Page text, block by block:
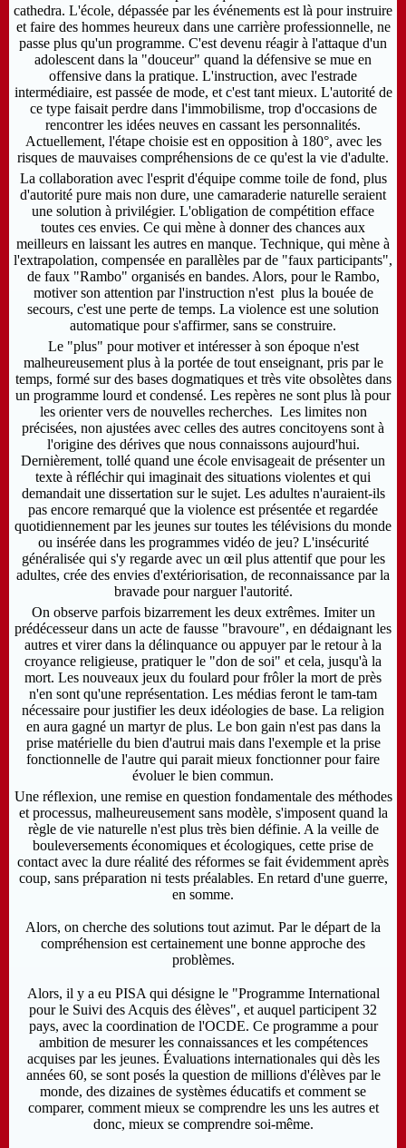
cathedra. L'école, dépassée par les événements est là pour instruire
et faire des hommes heureux dans une carrière professionnelle, ne
passe plus qu'un programme. C'est devenu réagir à l'attaque d'un
adolescent dans la "douceur" quand la défensive se mue en
offensive dans la pratique. L'instruction, avec l'estrade
intermédiaire, est passée de mode, et c'est tant mieux. L'autorité de
ce type faisait perdre dans l'immobilisme, trop d'occasions de
rencontrer les idées neuves en cassant les personnalités.
Actuellement, l'étape choisie est en opposition à 180°, avec les
risques de mauvaises compréhensions de ce qu'est la vie d'adulte.
La collaboration avec l'esprit d'équipe comme toile de fond, plus
d'autorité pure mais non dure, une camaraderie naturelle seraient
une solution à privilégier. L'obligation de compétition efface
toutes ces envies. Ce qui mène à donner des chances aux
meilleurs en laissant les autres en manque. Technique, qui mène à
l'extrapolation, compensée en parallèles par de "faux participants",
de faux "Rambo" organisés en bandes. Alors, pour le Rambo,
motiver son attention par l'instruction n'est plus la bouée de
secours, c'est une perte de temps. La violence est une solution
automatique pour s'affirmer, sans se construire.
Le "plus" pour motiver et intéresser à son époque n'est
malheureusement plus à la portée de tout enseignant, pris par le
temps, formé sur des bases dogmatiques et très vite obsolètes dans
un programme lourd et condensé. Les repères ne sont plus là pour
les orienter vers de nouvelles recherches. Les limites non
précisées, non ajustées avec celles des autres concitoyens sont à
l'origine des dérives que nous connaissons aujourd'hui.
Dernièrement, tollé quand une école envisageait de présenter un
texte à réfléchir qui imaginait des situations violentes et qui
demandait une dissertation sur le sujet. Les adultes n'auraient-ils
pas encore remarqué que la violence est présentée et regardée
quotidiennement par les jeunes sur toutes les télévisions du monde
ou insérée dans les programmes vidéo de jeu? L'insécurité
généralisée qui s'y regarde avec un œil plus attentif que pour les
adultes, crée des envies d'extériorisation, de reconnaissance par la
bravade pour narguer l'autorité.
On observe parfois bizarrement les deux extrêmes. Imiter un
prédécesseur dans un acte de fausse "bravoure", en dédaignant les
autres et virer dans la délinquance ou appuyer par le retour à la
croyance religieuse, pratiquer le "don de soi" et cela, jusqu'à la
mort. Les nouveaux jeux du foulard pour frôler la mort de près
n'en sont qu'une représentation. Les médias feront le tam-tam
nécessaire pour justifier les deux idéologies de base. La religion
en aura gagné un martyr de plus. Le bon gain n'est pas dans la
prise matérielle du bien d'autrui mais dans l'exemple et la prise
fonctionnelle de l'autre qui parait mieux fonctionner pour faire
évoluer le bien commun.
Une réflexion, une remise en question fondamentale des méthodes
et processus, malheureusement sans modèle, s'imposent quand la
règle de vie naturelle n'est plus très bien définie. A la veille de
bouleversements économiques et écologiques, cette prise de
contact avec la dure réalité des réformes se fait évidemment après
coup, sans préparation ni tests préalables. En retard d'une guerre,
en somme.
Alors, on cherche des solutions tout azimut. Par le départ de la
compréhension est certainement une bonne approche des
problèmes.
Alors, il y a eu PISA qui désigne le "Programme International
pour le Suivi des Acquis des élèves", et auquel participent 32
pays, avec la coordination de l'OCDE. Ce programme a pour
ambition de mesurer les connaissances et les compétences
acquises par les jeunes. Évaluations internationales qui dès les
années 60, se sont posés la question de millions d'élèves par le
monde, des dizaines de systèmes éducatifs et comment se
comparer, comment mieux se comprendre les uns les autres et
donc, mieux se comprendre soi-même.